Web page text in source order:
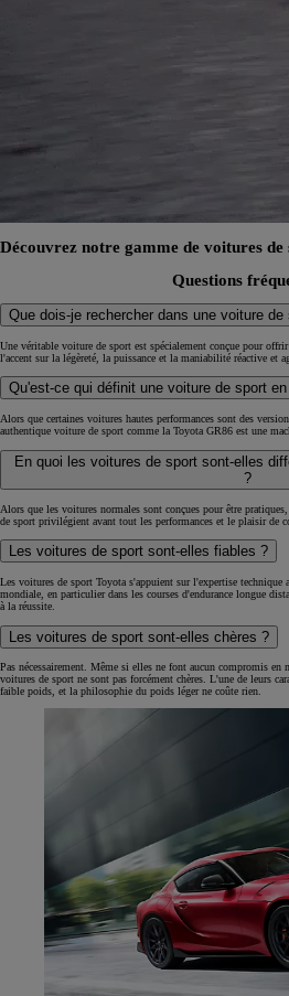
Découvrez notre gamme de voitures de
Questions
Que dois-je rechercher dans une voiture de
Une véritable voiture de sport est spécialement conçue pour
l'accent sur la légèreté, la puissance et la maniabilité réactive et
Qu'est-ce qui définit une voiture de sport
Alors que certaines voitures hautes performances sont des
authentique voiture de sport comme la Toyota GR86 est une
En quoi les voitures de sport sont-elles
?
Alors que les voitures normales sont conçues pour être
de sport privilégient avant tout les performances et le plaisir de
Les voitures de sport sont-elles fiables ?
Les voitures de sport Toyota s'appuient sur l'expertise technique
mondiale, en particulier dans les courses d'endurance longue
à la réussite.
Les voitures de sport sont-elles chères ?
Pas nécessairement. Même si elles ne font aucun compromis en
voitures de sport ne sont pas forcément chères. L'une de leurs
faible poids, et la philosophie du poids léger ne coûte rien.